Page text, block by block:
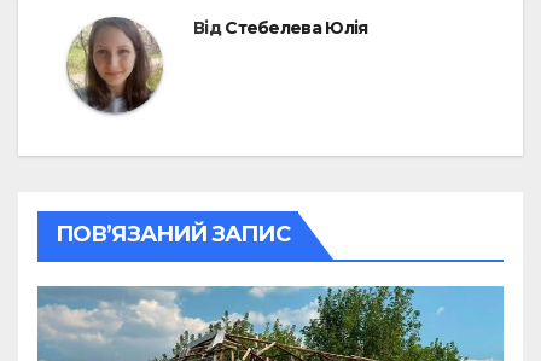
ВідСтебелева Юлія
ПОВ’ЯЗАНИЙ ЗАПИС